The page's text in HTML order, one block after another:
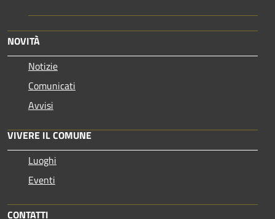
NOVITÀ
Notizie
Comunicati
Avvisi
VIVERE IL COMUNE
Luoghi
Eventi
CONTATTI